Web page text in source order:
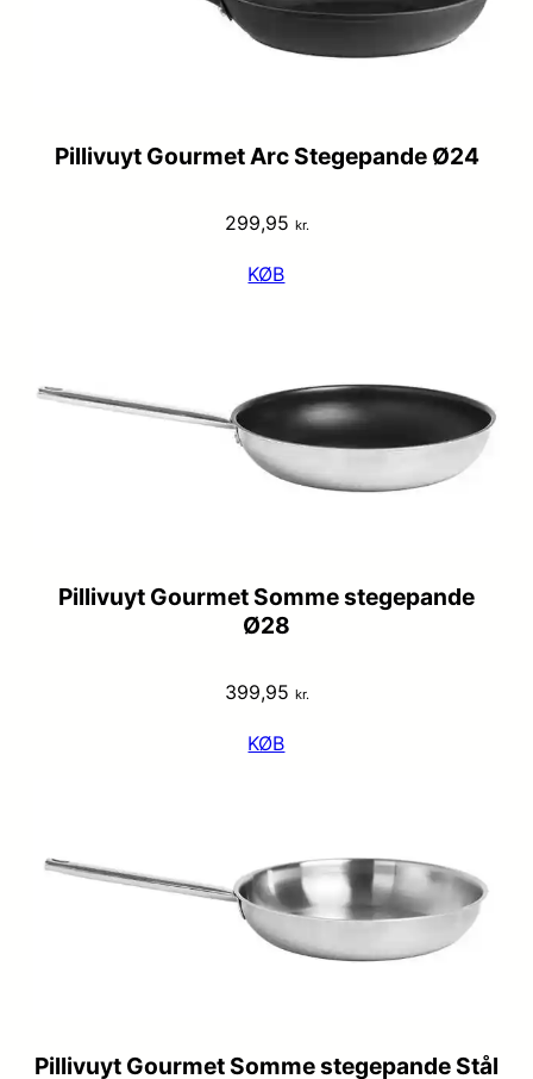
Pillivuyt Gourmet Arc Stegepande Ø24
299,95 kr.
KØB
Pillivuyt Gourmet Somme stegepande
Ø28
399,95 kr.
KØB
Pillivuyt Gourmet Somme stegepande Stål